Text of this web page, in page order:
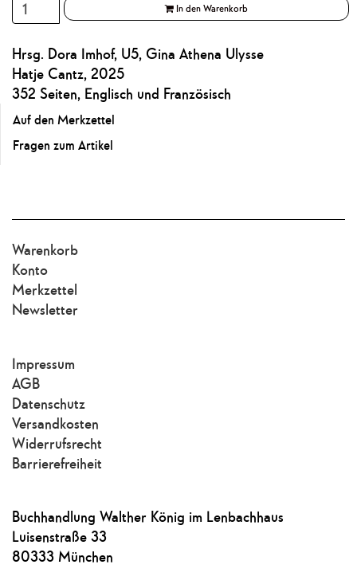
In den Warenkorb
Hrsg. Dora Imhof, U5, Gina Athena Ulysse
Hatje Cantz, 2025
352 Seiten, Englisch und Französisch
Auf den Merkzettel
Fragen zum Artikel
Warenkorb
Konto
Merkzettel
Newsletter
Impressum
AGB
Datenschutz
Versandkosten
Widerrufsrecht
Barrierefreiheit
Buchhandlung Walther König im Lenbachhaus
Luisenstraße 33
80333 München